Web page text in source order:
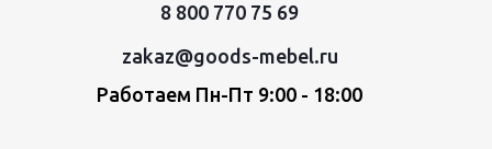
8 800 770 75 69
zakaz@goods-mebel.ru
Работаем Пн-Пт 9:00 - 18:00